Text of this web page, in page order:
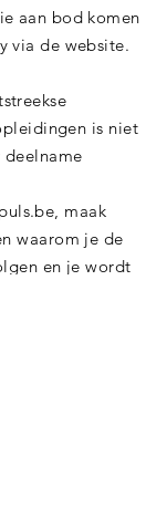
aan bod komen
via de website.
is niet
, maak
waarom je de
en je wordt